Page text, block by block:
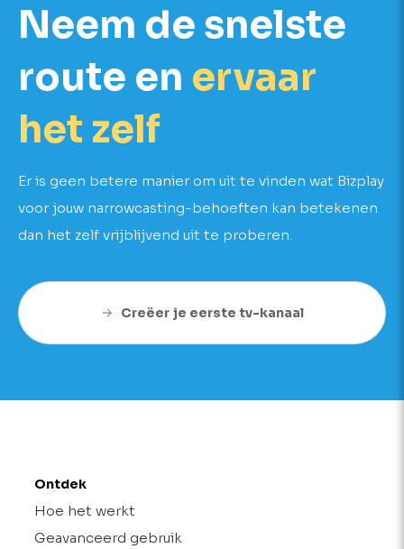
Neem de snelste
route en ervaar
het zelf
Er is geen betere manier om uit te vinden wat Bizplay
voor jouw narrowcasting-behoeften kan betekenen
dan het zelf vrijblijvend uit te proberen.
Creëer je eerste tv-kanaal
Ontdek
Hoe het werkt
Geavanceerd gebruik